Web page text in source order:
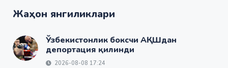
Жаҳон янгиликлари
Ўзбекистонлик боксчи АҚШдан
депортация қилинди
2026-08-08 17:24